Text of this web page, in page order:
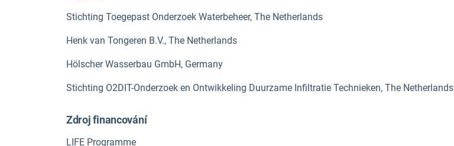
Stichting Toegepast Onderzoek Waterbeheer, The Netherlands
Henk van Tongeren B.V., The Netherlands
Hölscher Wasserbau GmbH, Germany
Stichting O2DIT-Onderzoek en Ontwikkeling Duurzame Infiltratie Technieken, The Netherlands
Zdroj financování
LIFE Programme